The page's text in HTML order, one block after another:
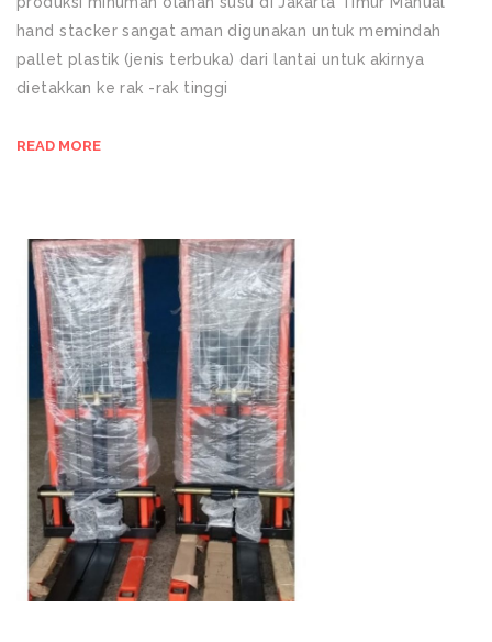
hand stacker sangat aman digunakan untuk memindah
pallet plastik (jenis terbuka) dari lantai untuk akirnya
dietakkan ke rak -rak tinggi
READ MORE